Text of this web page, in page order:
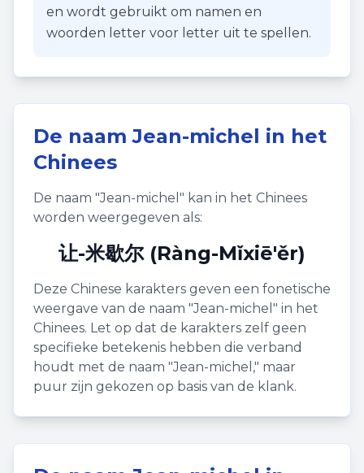
en wordt gebruikt om namen en
woorden letter voor letter uit te spellen.
De naamJean-michel in het
Chinees
De naam "Jean-michel " kan in het Chinees
worden weergegeven als:
让-米歇尔 (Ràng-Mǐxiē'ěr)
Deze Chinese karakters geven een fonetische
weergave van de naam "Jean-michel " in het
Chinees. Let op dat de karakters zelf geen
specifieke betekenis hebben die verband
houdt met de naam "Jean-michel ," maar
puur zijn gekozen op basis van de klank.